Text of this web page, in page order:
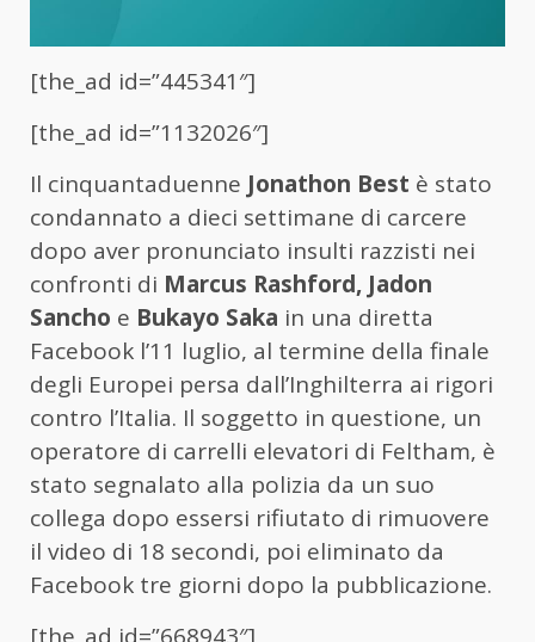
[the_ad id=”445341″]
[the_ad id=”1132026″]
Il cinquantaduenne Jonathon Best è stato
condannato a dieci settimane di carcere
dopo aver pronunciato insulti razzisti nei
confronti di Marcus Rashford, Jadon
Sancho e Bukayo Saka in una diretta
Facebook l’11 luglio, al termine della finale
degli Europei persa dall’Inghilterra ai rigori
contro l’Italia. Il soggetto in questione, un
operatore di carrelli elevatori di Feltham, è
stato segnalato alla polizia da un suo
collega dopo essersi rifiutato di rimuovere
il video di 18 secondi, poi eliminato da
Facebook tre giorni dopo la pubblicazione.